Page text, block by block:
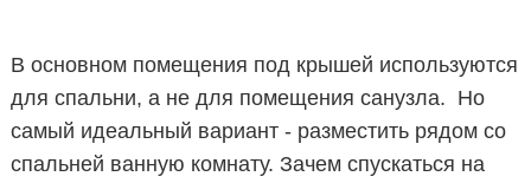
В основном помещения под крышей используются
для спальни, а не для помещения санузла. Но
самый идеальный вариант - разместить рядом со
спальней ванную комнату. Зачем спускаться на